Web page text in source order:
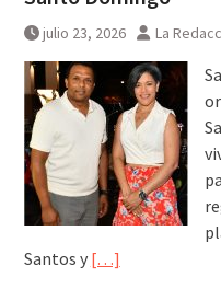
julio 23, 2026 La
Santos y […]